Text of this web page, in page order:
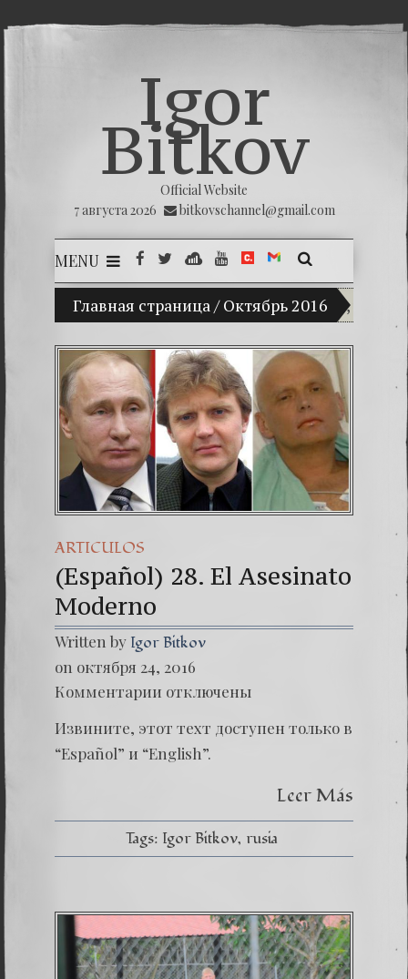
Igor
Bitkov
Official Website
7 августа 2026
bitkovschannel@gmail.com
MENU
Главная страница/ Октябрь 2016
(Español) Mi hijo Vladimir Bitkov, una
Dr.
ARTICULOS
(Español) 28. El Asesinato
Moderno
Written by Igor Bitkov
on октября 24, 2016
Комментарии отключены
Извините, этот техт доступен только в
“Español” и “English”.
Leer Más
Tags: Igor Bitkov rusia